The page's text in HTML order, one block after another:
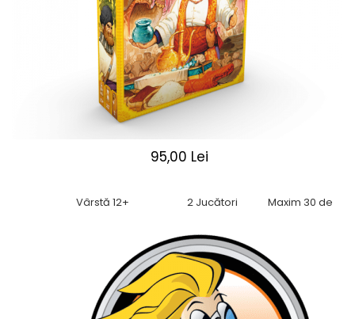
Categoriile Noastre
Premiate internațional
Colecția personală
Cele mai vândute
95,00 Lei
Vârstă 12+ 2 Jucători Maxim 30 de